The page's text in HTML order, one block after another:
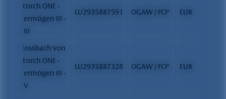
Storch ONE -
Vermögen III -
VIII
LU2935887591 OGAW / FCP EUR
Flossbach von
Storch ONE -
Vermögen III -
VV
LU2935887328 OGAW / FCP EUR